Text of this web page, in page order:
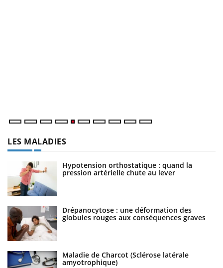
LES MALADIES
Hypotension orthostatique : quand la
pression artérielle chute au lever
Drépanocytose : une déformation des
globules rouges aux conséquences graves
Maladie de Charcot (Sclérose latérale
amyotrophique)